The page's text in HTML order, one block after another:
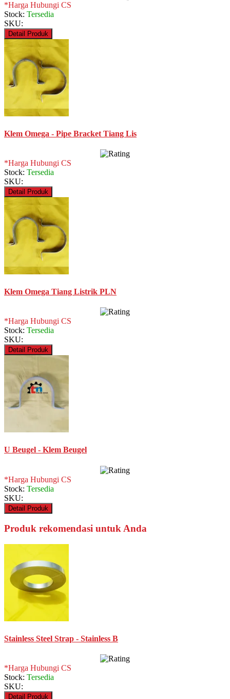
*Harga Hubungi CS
Stock: Tersedia
SKU:
Detail Produk
Klem Omega - Pipe Bracket Tiang Lis
*Harga Hubungi CS
Stock: Tersedia
SKU:
Detail Produk
Klem Omega Tiang Listrik PLN
*Harga Hubungi CS
Stock: Tersedia
SKU:
Detail Produk
U Beugel - Klem Beugel
*Harga Hubungi CS
Stock: Tersedia
SKU:
Detail Produk
Produk rekomendasi untuk Anda
Stainless Steel Strap - Stainless B
*Harga Hubungi CS
Stock: Tersedia
SKU:
Detail Produk